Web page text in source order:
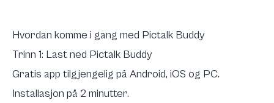
Hvordan komme i gang med Pictalk Buddy
Trinn 1: Last ned Pictalk Buddy
Gratis app tilgjengelig påAndroid, iOS og PC.
Installasjon på 2 minutter.